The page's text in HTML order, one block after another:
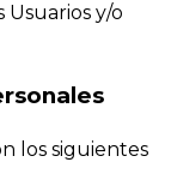
y/o
los siguientes